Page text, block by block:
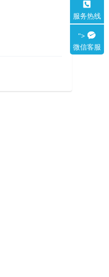
服务热线
">
微信客服